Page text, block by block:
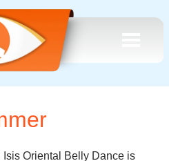
Isis Oriental Belly Dance is